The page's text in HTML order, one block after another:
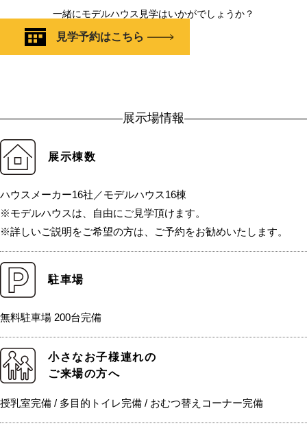
一緒にモデルハウス見学はいかがでしょうか？
見学予約はこちら
展示場情報
展示棟数
ハウスメーカー16社／モデルハウス16棟
※モデルハウスは、自由にご見学頂けます。
※詳しいご説明をご希望の方は、ご予約をお勧めいたします。
駐車場
無料駐車場 200台完備
小さなお子様連れの
ご来場の方へ
授乳室完備 / 多目的トイレ完備 / おむつ替えコーナー完備